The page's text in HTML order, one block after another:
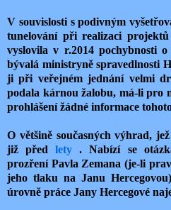
V souvislosti s podivným
tunelování při realizaci
vyslovila v r.2014 pochybnosti
bývalá ministryně spravedlnosti
ji při veřejném jednání velmi
podala kárnou žalobu, má-li pro
prohlášení žádné informace
O většině současných výhrad,
již předlety . Nabízí se
prozření Pavla Zemana (je-li
jeho tlaku na Janu
úrovně práce Jany Hercegové